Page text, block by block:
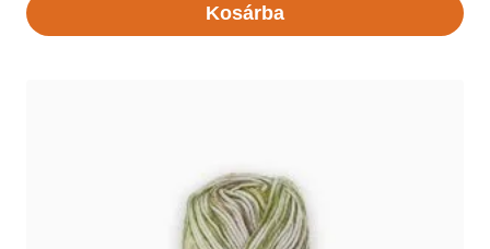
Kosárba